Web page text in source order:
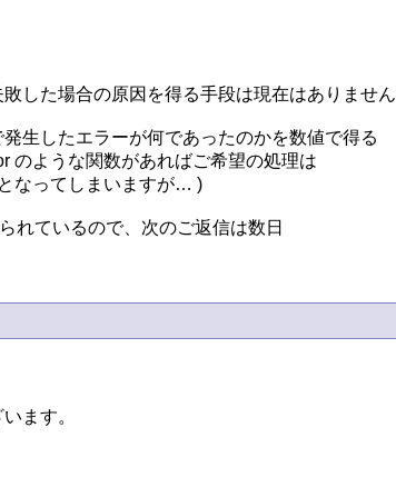
した場合の原因を得る手段は現在はありません
生したエラーが何であったのかを数値で得る
のような関数があればご希望の処理は
なってしまいますが… )
れているので、次のご返信は数日
ます。